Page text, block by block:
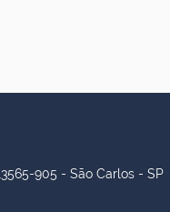
905 - São Carlos - SP